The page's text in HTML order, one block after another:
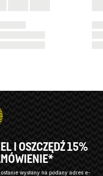
I OSZCZĘDŹ 15%
wysłany na podany adres e-